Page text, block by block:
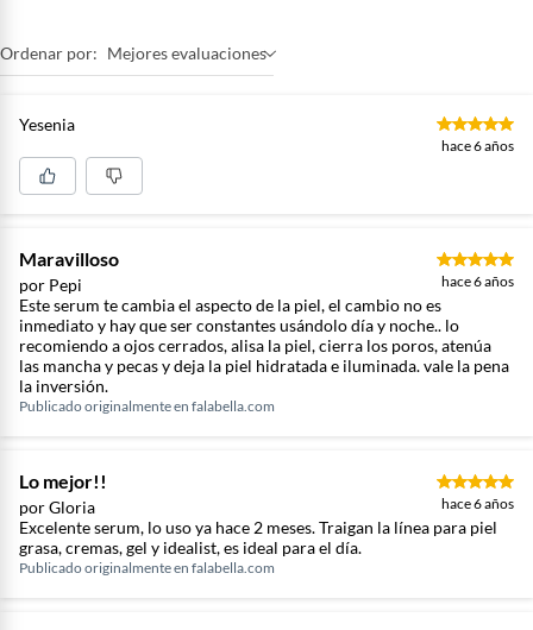
Ordenar por: Mejores evaluaciones
Yesenia
hace 6 años
Maravilloso
por Pepi hace 6 años
Este serum te cambia el aspecto de la piel, el cambio no es
inmediato y hay que ser constantes usándolo día y noche.. lo
recomiendo a ojos cerrados, alisa la piel, cierra los poros, atenúa
las mancha y pecas y deja la piel hidratada e iluminada. vale la pena
la inversión.
Publicado originalmente en falabella.com
Lo mejor!!
por Gloria hace 6 años
Excelente serum, lo uso ya hace 2 meses. Traigan la línea para piel
grasa, cremas, gel y idealist, es ideal para el día.
Publicado originalmente en falabella.com